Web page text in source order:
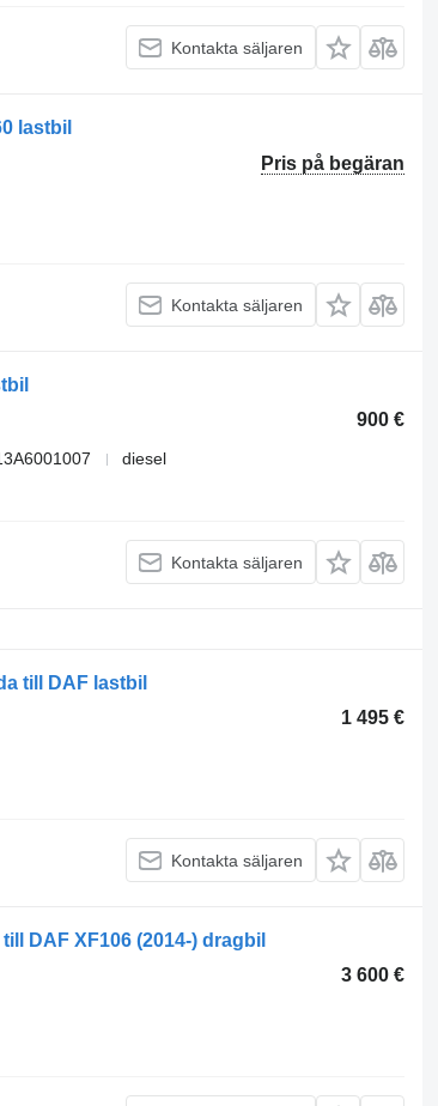
Kontakta säljaren
lastbil
Pris på begäran
Kontakta säljaren
900 €
diesel
Kontakta säljaren
till DAF lastbil
1 495 €
Kontakta säljaren
DAF XF106 (2014-) dragbil
3 600 €